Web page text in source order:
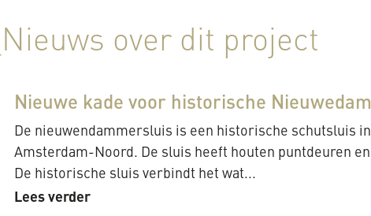
_Nieuws over dit project
Nieuwe kade voor historische
De nieuwendammersluis is een historische schutsluis
Amsterdam-Noord. De sluis heeft houten puntdeuren
De historische sluis verbindt het wat...
Lees verder